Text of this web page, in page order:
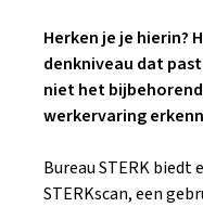
Herken je je hierin?
denkniveau dat
niet het
werkervaring
Bureau STERK
STERKscan, een